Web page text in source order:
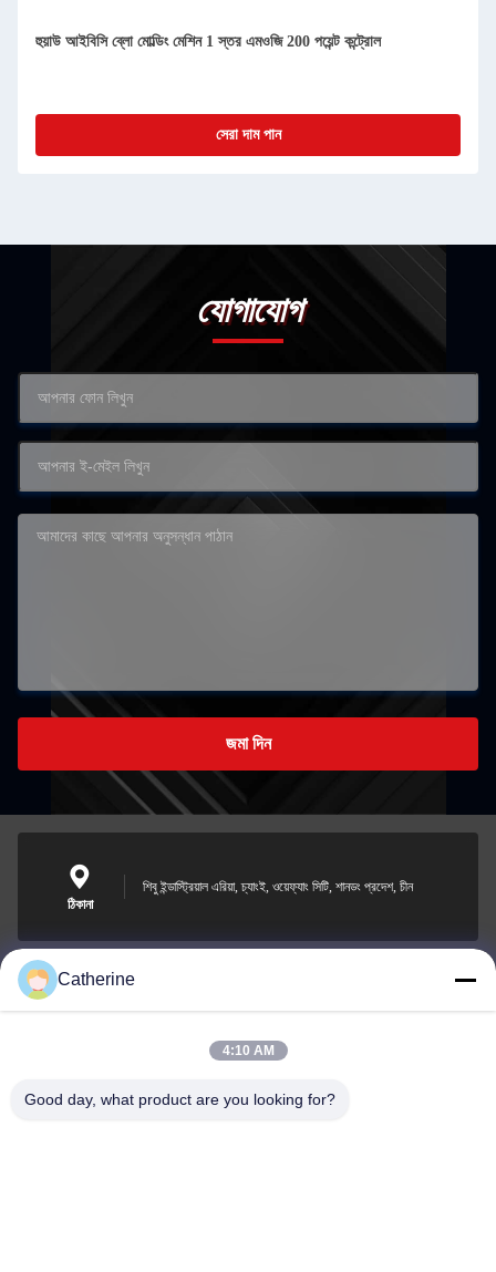
হুয়াউ আইবিসি ব্লো মোল্ডিং মেশিন 1 স্তর এমওজি 200 পয়েন্ট কন্ট্রোল
সেরা দাম পান
যোগাযোগ
জমা দিন
ঠিকানা
শিবু ইন্ডাস্ট্রিয়াল এরিয়া, চ্যাংই, ওয়েফ্যাং সিটি, শানডং প্রদেশ, চীন
padraic@huayumachine.cn
Catherine
4:10 AM
Good day, what product are you looking for?